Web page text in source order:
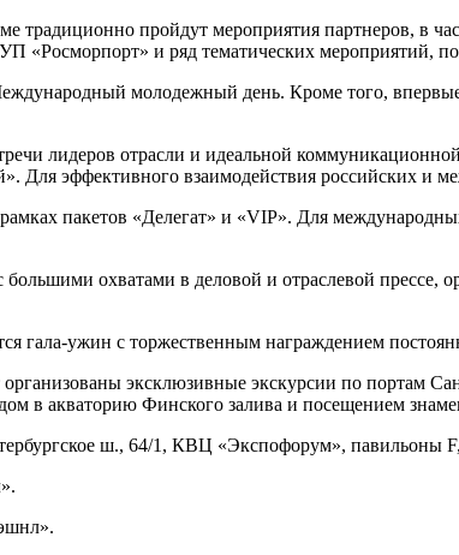
традиционно пройдут мероприятия партнеров, в
«Росморпорт» и ряд тематических мероприятий,
молодежный день. Кроме того,
лидеров отрасли и идеальной
Для эффективного взаимодействия российских и
пакетов «Делегат» и «VIP». Для
охватами в деловой и отраслевой прессе,
гала-ужин с торжественным награждением
эксклюзивные экскурсии по портам
в акваторию Финского залива и посещением
ш., 64/1, КВЦ «Экспофорум», павильоны